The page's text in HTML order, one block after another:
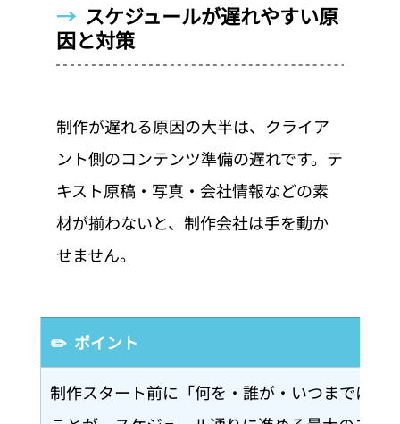
→ スケジュールが遅れやすい原
因と対策
制作が遅れる原因の大半は、クライア
ント側のコンテンツ準備の遅れです。テ
キスト原稿・写真・会社情報などの素
材が揃わないと、制作会社は手を動か
せません。
✏️  ポイント
制作スタート前に「何を・誰が・いつまでに用